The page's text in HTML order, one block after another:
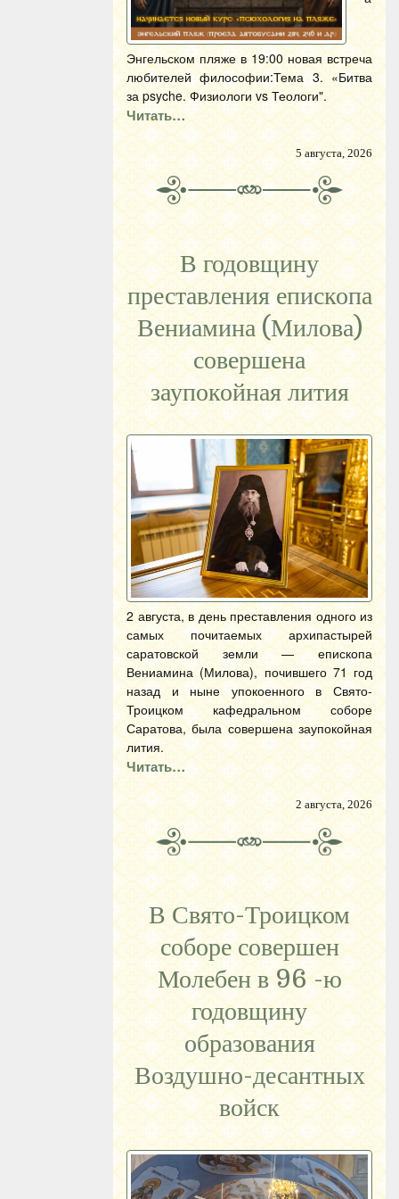
Энгельском пляже в 19:00 новая встреча
любителей философии:Тема 3. «Битва
за psyche. Физиологи vs Теологи".
Читать…
5 августа, 2026
В годовщину
преставления епископа
Вениамина (Милова)
совершена
заупокойная лития
2 августа, в день преставления одного из
самых почитаемых архипастырей
саратовской земли — епископа
Вениамина (Милова), почившего 71 год
назад и ныне упокоенного в Свято-
Троицком кафедральном соборе
Саратова, была совершена заупокойная
лития.
Читать…
2 августа, 2026
В Свято-Троицком
соборе совершен
Молебен в 96 -ю
годовщину
образования
Воздушно-десантных
войск